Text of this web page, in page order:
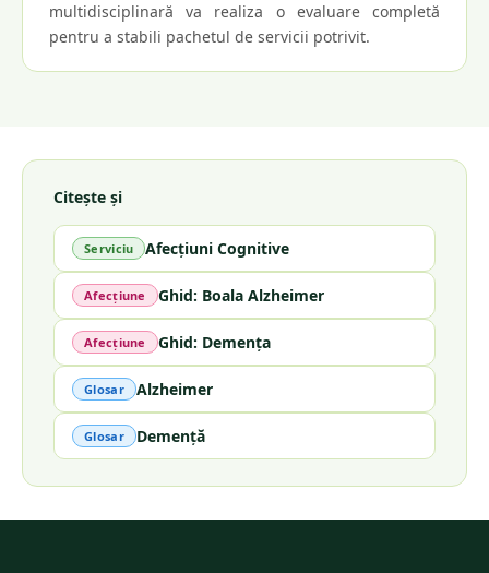
multidisciplinară va realiza o evaluare completă
pentru a stabili pachetul de servicii potrivit.
Citește și
Serviciu Afecțiuni Cognitive
Afecțiune Ghid: Boala Alzheimer
Afecțiune Ghid: Demența
Glosar Alzheimer
Glosar Demență